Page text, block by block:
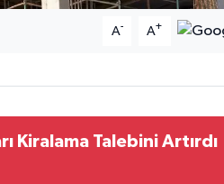
A- A+
Kiralama Talebini Artırdı